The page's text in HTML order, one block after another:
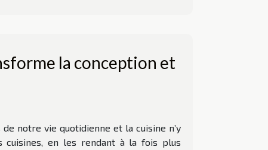
la conception et
notre vie quotidienne et la cuisine n’y
cuisines, en les rendant à la fois plus